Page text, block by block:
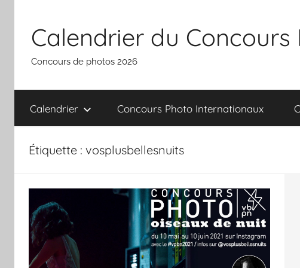
contenu
Calendrier du Concours
Concours de photos 2026
Calendrier Concours Photo Internationaux
Étiquette : vosplusbellesnuits